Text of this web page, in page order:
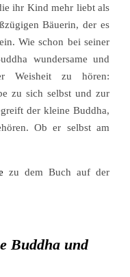
ihr Kind mehr liebt als
Bäuerin, der es
Wie schon bei seiner
wundersame und
Weisheit zu hören:
zu sich selbst und zur
der kleine Buddha,
Ob er selbst am
zu dem Buch auf der
Buddha und